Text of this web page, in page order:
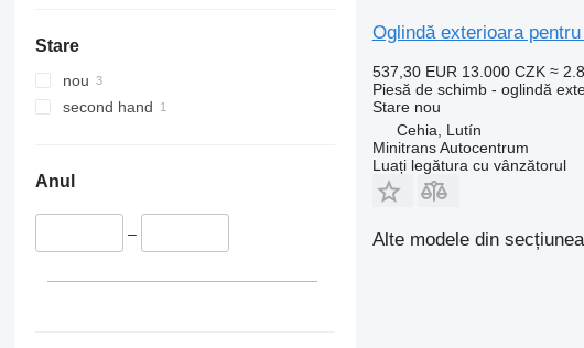
Stare
nou
second hand
Anul
–
Oglindă exterioara
537,30 EUR 13.000 CZK ≈
Piesă de schimb - oglindă
Starenou
Cehia, Lutín
Minitrans Autocentrum
Luați legătura cu vânzătorul
Alte modele din